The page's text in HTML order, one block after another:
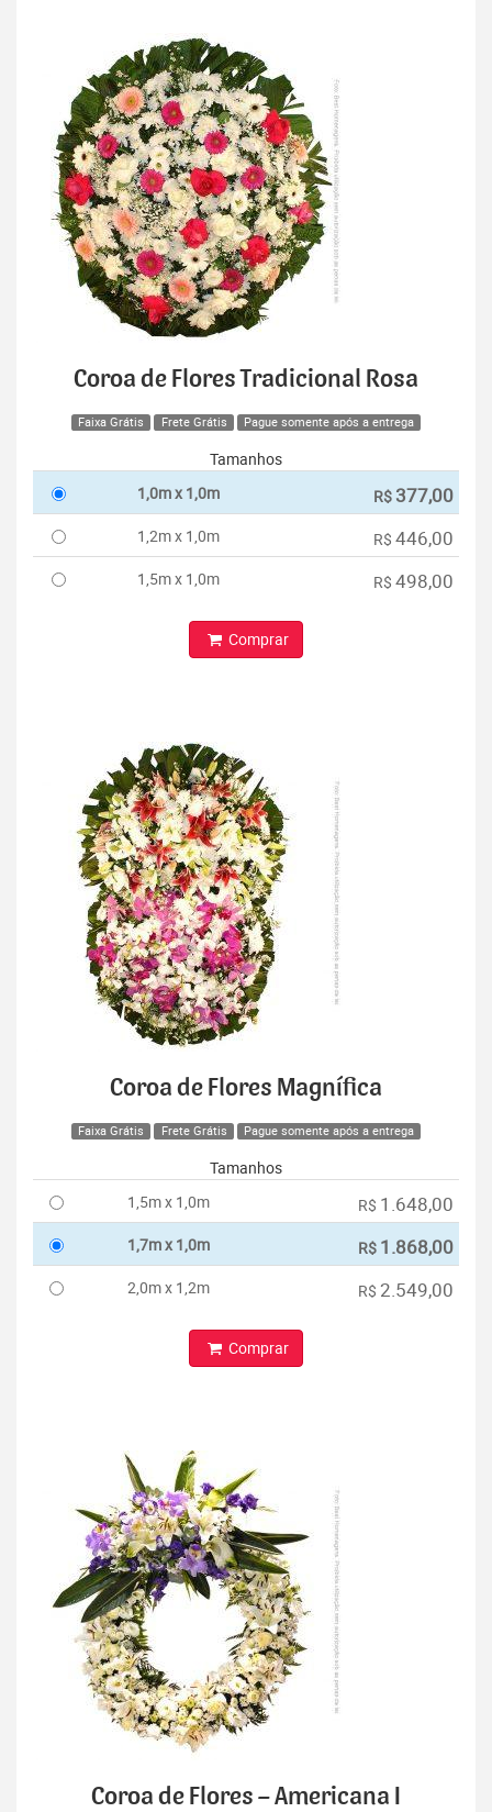
Coroa de Flores Tradicional Rosa
Faixa Grátis Frete Grátis Pague somente após a entrega
Tamanhos
1,0m x 1,0m
R$ 377,00
1,2m x 1,0m R$ 446,00
1,5m x 1,0m R$ 498,00
Comprar
Coroa de Flores Magnífica
Faixa Grátis Frete Grátis Pague somente após a entrega
Tamanhos
1,5m x 1,0m
R$ 1.648,00
1,7m x 1,0m R$ 1.868,00
2,0m x 1,2m R$ 2.549,00
Comprar
Coroa de Flores – Americana I